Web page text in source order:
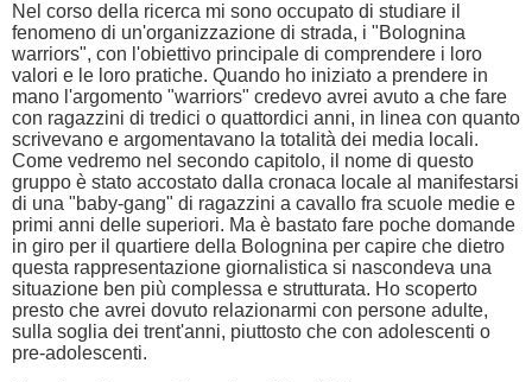
Nel corso della ricerca mi sono occupato di studiare il
fenomeno di un'organizzazione di strada, i "Bolognina
warriors", con l'obiettivo principale di comprendere i loro
valori e le loro pratiche. Quando ho iniziato a prendere in
mano l'argomento "warriors" credevo avrei avuto a che fare
con ragazzini di tredici o quattordici anni, in linea con quanto
scrivevano e argomentavano la totalità dei media locali.
Come vedremo nel secondo capitolo, il nome di questo
gruppo è stato accostato dalla cronaca locale al manifestarsi
di una "baby-gang" di ragazzini a cavallo fra scuole medie e
primi anni delle superiori. Ma è bastato fare poche domande
in giro per il quartiere della Bolognina per capire che dietro
questa rappresentazione giornalistica si nascondeva una
situazione ben più complessa e strutturata. Ho scoperto
presto che avrei dovuto relazionarmi con persone adulte,
sulla soglia dei trent'anni, piuttosto che con adolescenti o
pre-adolescenti.